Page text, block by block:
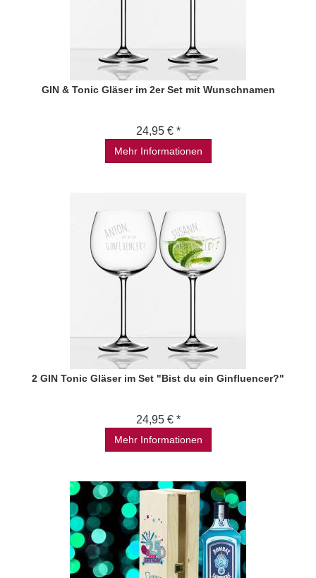
GIN & Tonic Gläser im 2er Set mit Wunschnamen
24,95 € *
Mehr Informationen
2 GIN Tonic Gläser im Set "Bist du ein Ginfluencer?"
24,95 € *
Mehr Informationen